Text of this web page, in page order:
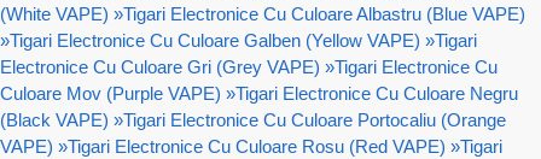
(White VAPE) »Tigari Electronice Cu Culoare Albastru (Blue VAPE)
»Tigari Electronice Cu Culoare Galben (Yellow VAPE) »Tigari
Electronice Cu Culoare Gri (Grey VAPE) »Tigari Electronice Cu
Culoare Mov (Purple VAPE) »Tigari Electronice Cu Culoare Negru
(Black VAPE) »Tigari Electronice Cu Culoare Portocaliu (Orange
VAPE) »Tigari Electronice Cu Culoare Rosu (Red VAPE) »Tigari